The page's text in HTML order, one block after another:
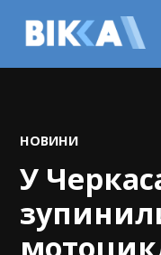
POSTED
НОВИНИ
У